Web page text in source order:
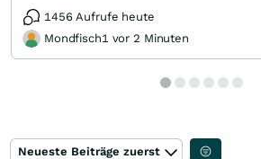
1456 Aufrufe heute
Mondfisch1 vor 2 Minuten
Neueste Beiträge zuerst